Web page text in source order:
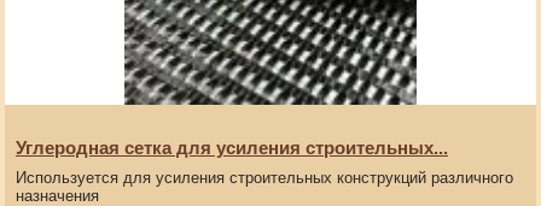
Углеродная сетка для усиления строительных...
Используется для усиления строительных конструкций различного
назначения